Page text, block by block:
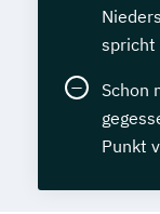
spricht
Schon
Punkt